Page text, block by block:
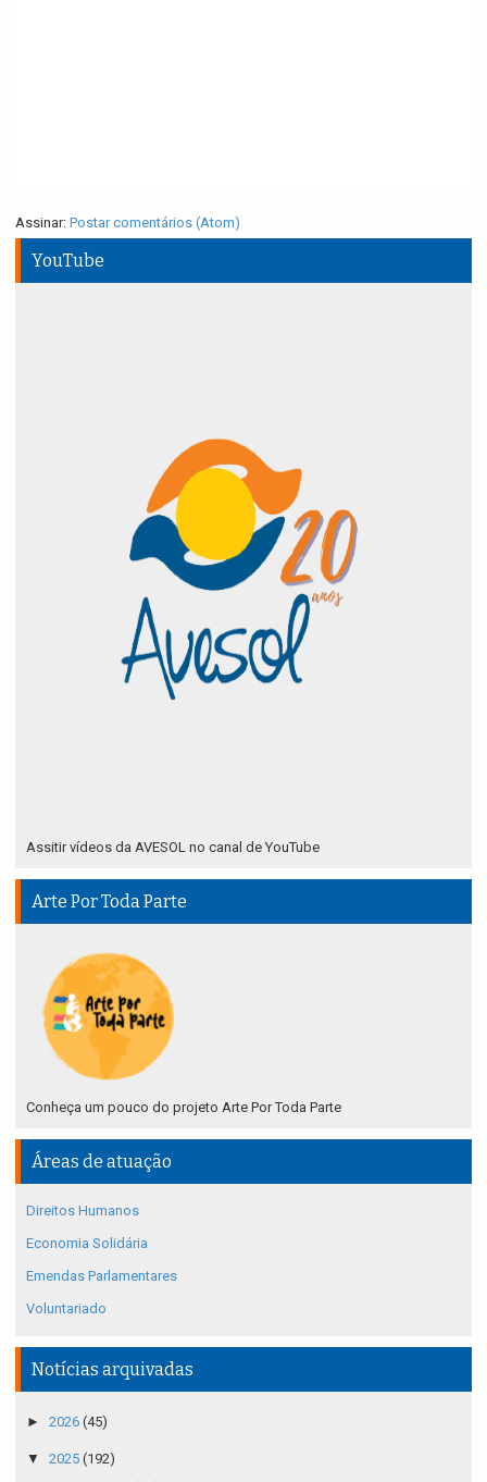
Assinar: Postar comentários (Atom)
YouTube
Assitir vídeos da AVESOL no canal de YouTube
Arte Por Toda Parte
Conheça um pouco do projeto Arte Por Toda Parte
Áreas de atuação
Direitos Humanos
Economia Solidária
Emendas Parlamentares
Voluntariado
Notícias arquivadas
► 2026 (45)
▼ 2025 (192)